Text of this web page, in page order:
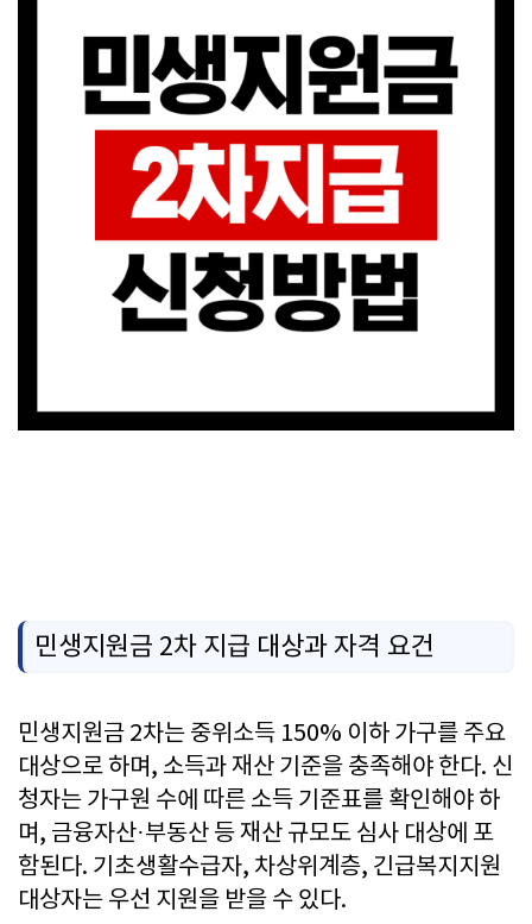
민생지원금 2차 지급 대상과 자격 요건
민생지원금 2차는 중위소득 150% 이하 가구를 주요
대상으로 하며, 소득과 재산 기준을 충족해야 한다. 신
청자는 가구원 수에 따른 소득 기준표를 확인해야 하
며, 금융자산·부동산 등 재산 규모도 심사 대상에 포
함된다. 기초생활수급자, 차상위계층, 긴급복지지원
대상자는 우선 지원을 받을 수 있다.